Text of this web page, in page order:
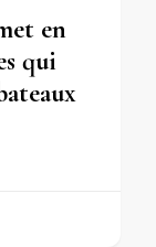
en
qui